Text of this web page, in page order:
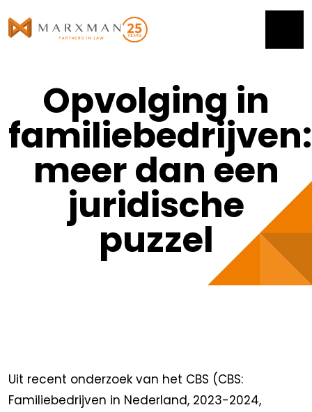
Opvolging in
familiebedrijven:
meer dan een
juridische
puzzel
Uit recent onderzoek van het CBS (CBS:
Familiebedrijven in Nederland, 2023-2024,